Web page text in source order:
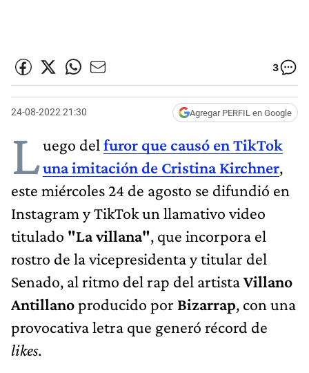
3
24-08-2022 21:30 Agregar PERFIL en Google
Luego del furor que causó en TikTok
una imitación de Cristina Kirchner,
este miércoles 24 de agosto se difundió en
Instagram y TikTok un llamativo video
titulado "La villana", que incorpora el
rostro de la vicepresidenta y titular del
Senado, al ritmo del rap del artistaVillano
Antillanoproducido por Bizarrap, con una
provocativa letra que generó récord de
likes.